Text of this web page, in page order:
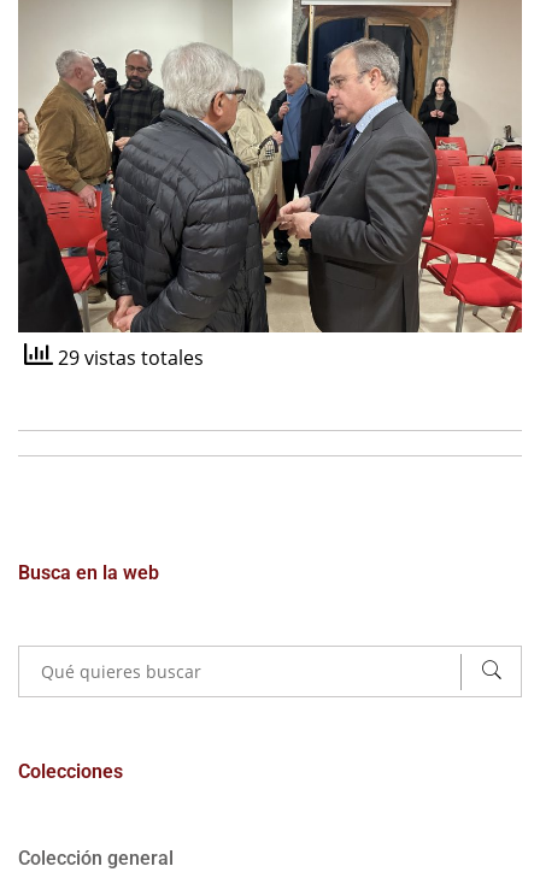
Busca en la web
Colecciones
Colección general
29 vistas totales